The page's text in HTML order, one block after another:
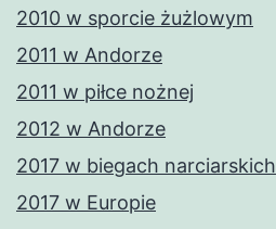
2010 w sporcie żużlowym
2011 w Andorze
2011 w piłce nożnej
2012 w Andorze
2017 w biegach narciarskich
2017 w Europie